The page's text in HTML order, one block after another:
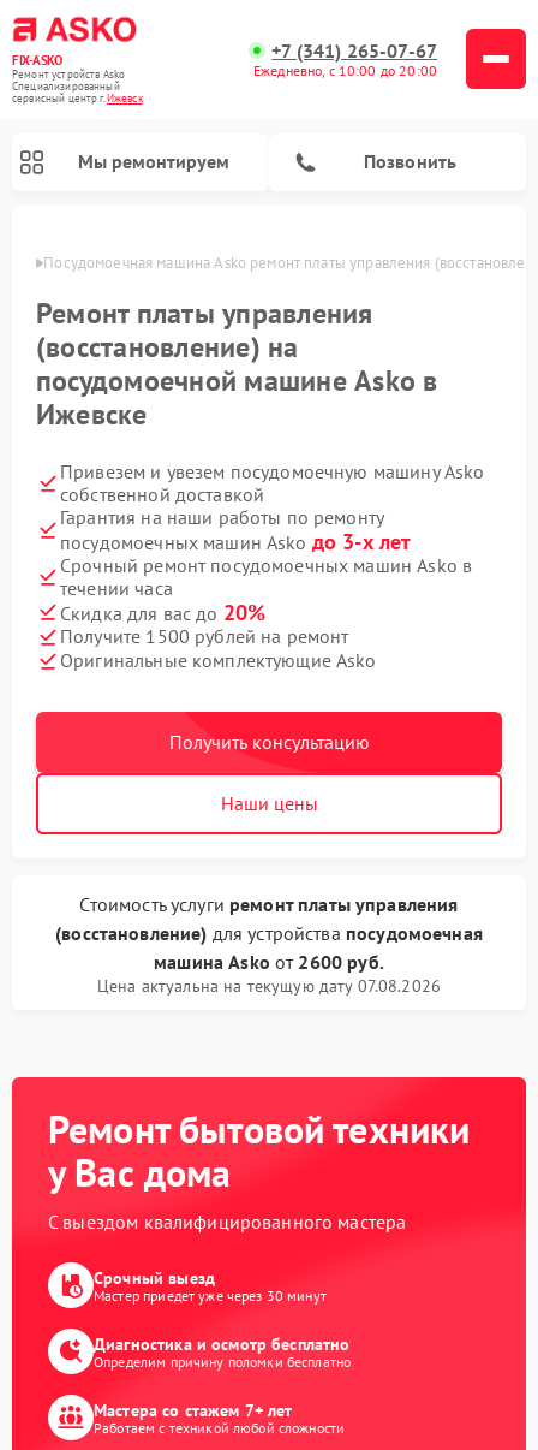
FIX-ASKO
Ремонт устройств Asko
Специализированный
cервисный центр г.Ижевск
+7 (341) 265-07-67
Ежедневно, с 10:00 до 20:00
Мы ремонтируем Позвонить
Посудомоечная машина Asko ремонт платы управления
Ремонт платы управления
(восстановление) на
посудомоечной машине Asko в
Ижевске
Привезем и увезем посудомоечную машину Asko
собственной доставкой
Гарантия на наши работы по ремонту
посудомоечных машин Asko до 3-х лет
Срочный ремонт посудомоечных машин Asko в
течении часа
Скидка для вас до 20%
Получите 1500 рублей на ремонт
Оригинальные комплектующие Asko
Получить консультацию
Наши цены
Стоимость услуги ремонт платы управления
(восстановление) для устройства посудомоечная
машина Asko от 2600 руб.
Цена актуальна на текущую дату 07.08.2026
Ремонт бытовой техники
у Вас дома
С выездом квалифицированного мастера
Срочный выезд
Мастер приедет уже через 30 минут
Диагностика и осмотр бесплатно
Определим причину поломки бесплатно
Мастера со стажем 7+ лет
Работаем с техникой любой сложности